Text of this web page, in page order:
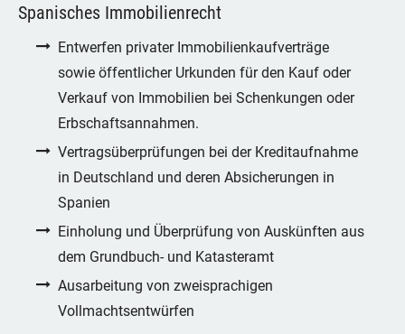
Spanisches Immobilienrecht
Entwerfen privater Immobilienkaufverträge
sowie öffentlicher Urkunden für den Kauf oder
Verkauf von Immobilien bei Schenkungen oder
Erbschaftsannahmen.
Vertragsüberprüfungen bei der Kreditaufnahme
in Deutschland und deren Absicherungen in
Spanien
Einholung und Überprüfung von Auskünften aus
dem Grundbuch- und Katasteramt
Ausarbeitung von zweisprachigen
Vollmachtsentwürfen